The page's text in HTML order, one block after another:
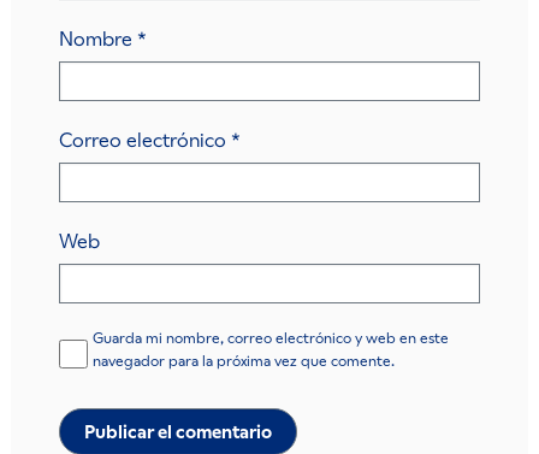
Nombre *
Correo electrónico *
Web
Guarda mi nombre, correo electrónico y web en este
navegador para la próxima vez que comente.